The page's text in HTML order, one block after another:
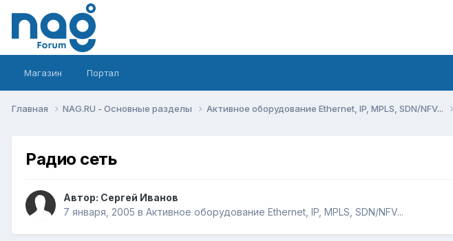
Магазин Портал
Главная NAG.RU - Основные разделы Активное оборудование Ethernet, IP, MPLS, SDN/NFV...
Радио сеть
Автор: Сергей Иванов
7 января, 2005 в Активное оборудование Ethernet, IP, MPLS, SDN/NFV...